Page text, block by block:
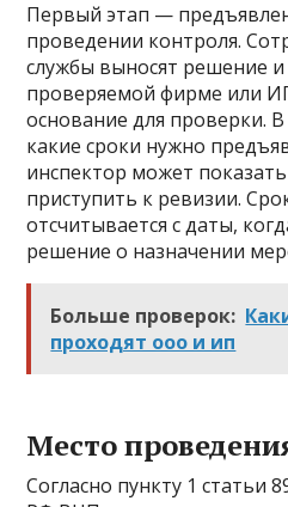
Первый этап —
проведении контроля.
службы выносят решение
проверяемой фирме или
основание для проверки.
какие сроки нужно
инспектор может показать
приступить к ревизии.
отсчитывается с даты,
решение о назначении
Больше проверок:
проходят ооо и ип
Место
Согласно пункту 1 статьи